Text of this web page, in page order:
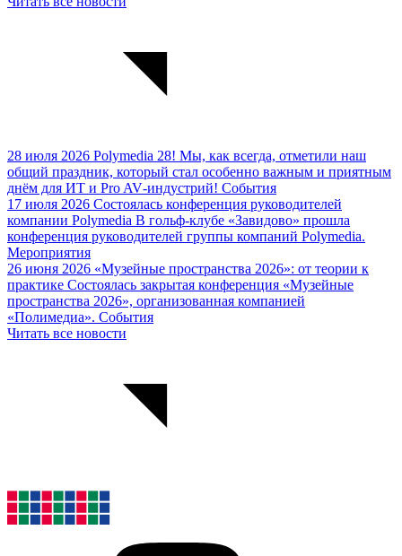
28 июля 2026 Polymedia 28! Мы, как всегда, отметили наш
общий праздник, который стал особенно важным и приятным
днём для ИТ и Pro AV‑индустрий! События
17 июля 2026 Состоялась конференция руководителей
компании Polymedia В гольф‑клубе «Завидово» прошла
конференция руководителей группы компаний Polymedia.
Мероприятия
26 июня 2026 «Музейные пространства 2026»: от теории к
практике Cостоялась закрытая конференция «Музейные
пространства 2026», организованная компанией
«Полимедиа». События
Читать все новости